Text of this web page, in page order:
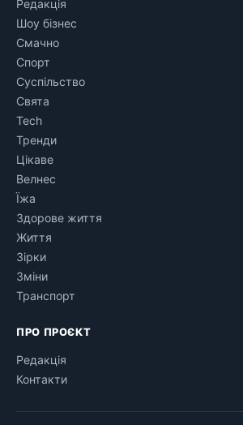
Редакція
Шоу бізнес
Смачно
Спорт
Суспільство
Свята
Tech
Тренди
Цікаве
Велнес
Їжа
Здорове життя
Життя
Зірки
Зміни
Транспорт
ПРО ПРОЄКТ
Редакція
Контакти